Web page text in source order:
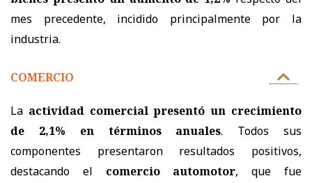
mes precedente, incidido principalmente por la
industria.
COMERCIO
La actividad comercial presentó un crecimiento
de 2,1% en términos anuales. Todos sus
componentes presentaron resultados positivos,
destacando el comercio automotor, que fue